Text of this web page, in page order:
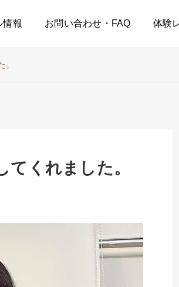
情報 お問い合わせ・FAQ 体験
くれました。